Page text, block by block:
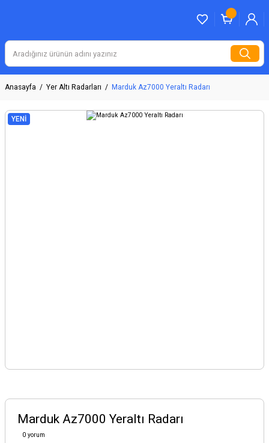
Anasayfa Yer Altı Radarları Marduk Az7000 Yeraltı Radarı
YENİ
Marduk Az7000 Yeraltı Radarı
0 yorum